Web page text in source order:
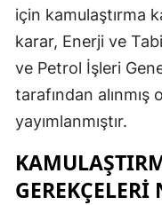
için kamulaştırma
karar, Enerji ve
ve Petrol İşleri
tarafından
yayımlanmıştır.
GEREKÇELERI